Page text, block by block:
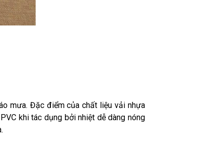
mưa. Đặc điểm của chất liệu vải nhựa
khi tác dụng bởi nhiệt dễ dàng nóng